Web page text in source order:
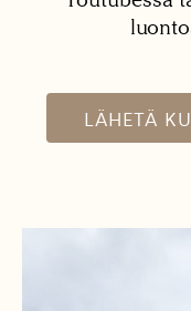
LÄHETÄ